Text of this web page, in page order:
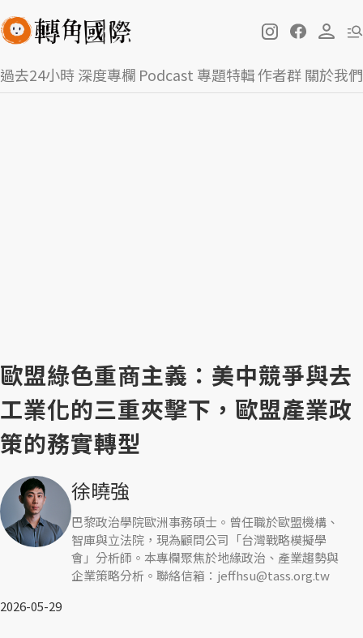
過去24小時深度專欄 Podcast 專題特輯作者群關於我們
歐盟綠色重商主義：美中競爭與去
工業化的三重夾擊下，歐盟產業政
策的務實轉型
徐曉強
巴黎政治學院歐洲事務碩士。曾任職於歐盟機構、
智庫與立法院，現為顧問公司「台灣戰略模擬學
會」分析師。本專欄聚焦於地緣政治、產業趨勢與
企業策略分析。聯絡信箱：jeffhsu@tass.org.tw
2026-05-29